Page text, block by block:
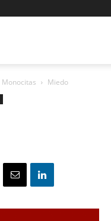
Magazine
Monocitas Miedo